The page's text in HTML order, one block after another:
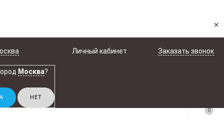
×
Москва?
Личный кабинет Заказать звонок
0